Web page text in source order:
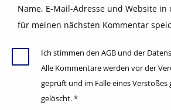
Name, E-Mail-Adresse und Website in
für meinen nächsten Kommentar
Ich stimmen den AGB und der
Alle Kommentare werden vor der
geprüft und im Falle eines Verstoßes
gelöscht.*